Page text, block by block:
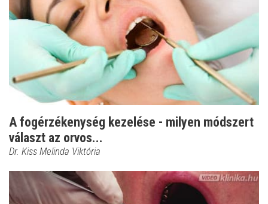
A fogérzékenység kezelése - milyen módszert
választ az orvos...
Dr. Kiss Melinda Viktória